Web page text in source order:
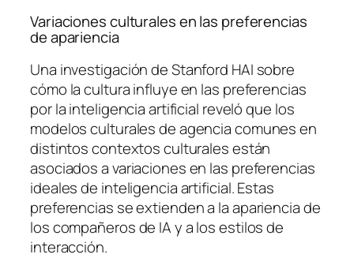
Variaciones culturales en las preferencias
de apariencia
Una investigación de Stanford HAI sobre
cómo la cultura influye en las preferencias
por la inteligencia artificial reveló que los
modelos culturales de agencia comunes en
distintos contextos culturales están
asociados a variaciones en las preferencias
ideales de inteligencia artificial. Estas
preferencias se extienden a la apariencia de
los compañeros de IA y a los estilos de
interacción.